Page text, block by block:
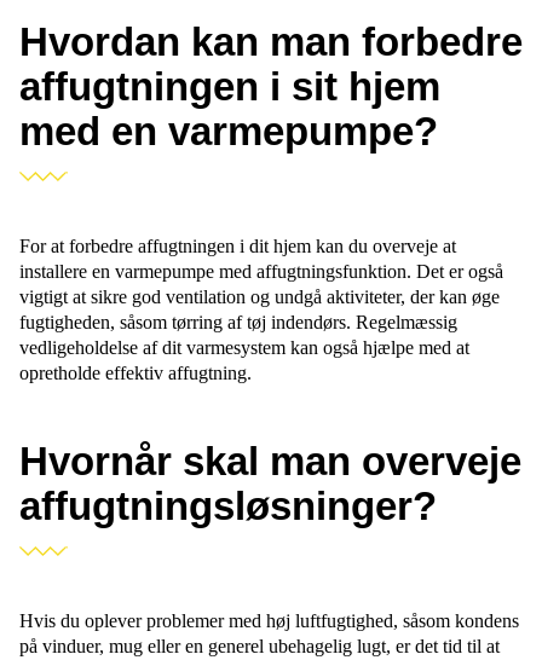
Hvordan kan man forbedre
affugtningen i sit hjem
med en varmepumpe?
For at forbedre affugtningen i dit hjem kan du overveje at
installere en varmepumpe med affugtningsfunktion. Det er også
vigtigt at sikre god ventilation og undgå aktiviteter, der kan øge
fugtigheden, såsom tørring af tøj indendørs. Regelmæssig
vedligeholdelse af dit varmesystem kan også hjælpe med at
opretholde effektiv affugtning.
Hvornår skal man overveje
affugtningsløsninger?
Hvis du oplever problemer med høj luftfugtighed, såsom kondens
på vinduer, mug eller en generel ubehagelig lugt, er det tid til at